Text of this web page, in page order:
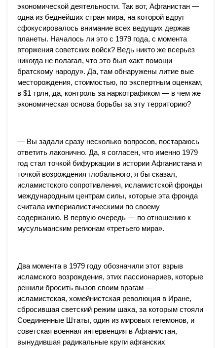
экономической деятельности. Так вот, Афганистан —
одна из беднейших стран мира, на которой вдруг
сфокусировалось внимание всех ведущих держав
планеты. Началось ли это с 1979 года, с момента
вторжения советских войск? Ведь никто же всерьез
никогда не полагал, что это был «акт помощи
братскому народу». Да, там обнаружены литие вые
месторождения, стоимостью, по экспертным оценкам,
в $1 трлн, да, контроль за наркотрафиком — в чем же
экономическая основа борьбы за эту территорию?
— Вы задали сразу несколько вопросов, постараюсь
ответить лаконично. Да, я согласен, что именно 1979
год стал точкой бифуркации в истории Афганистана и
точкой возрождения глобального, я бы сказал,
исламистского сопротивления, исламистской фронды
международным центрам силы, которые эта фронда
считала империалистическими по своему
содержанию. В первую очередь — по отношению к
мусульманским регионам «третьего мира».
Два момента в 1979 году обозначили этот взрыв
исламского возрождения, этих пассионариев, которые
решили бросить вызов своим врагам —
исламистская, хомейнистская революция в Иране,
сбросившая светский режим шаха, за которым стояли
Соединенные Штаты, один из мировых гегемонов, и
советская военная интервенция в Афганистан,
вынудившая радикальные круги афганских